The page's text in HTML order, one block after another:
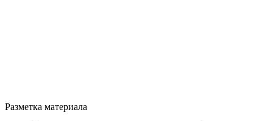
Разметка материала